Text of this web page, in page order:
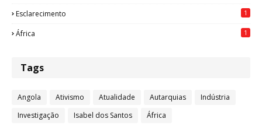
Esclarecimento 1
África 1
Tags
Angola Ativismo Atualidade Autarquias
Indústria
Investigação
Isabel dos Santos África